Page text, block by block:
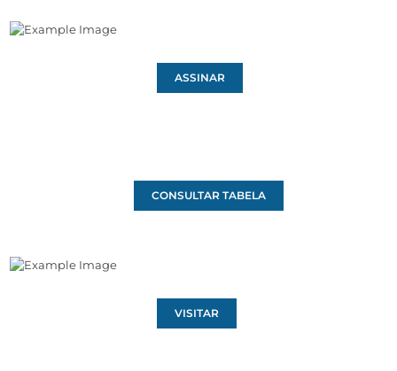
ASSINAR
CONSULTAR TABELA
VISITAR